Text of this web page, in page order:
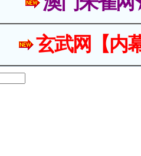
玄武网【内